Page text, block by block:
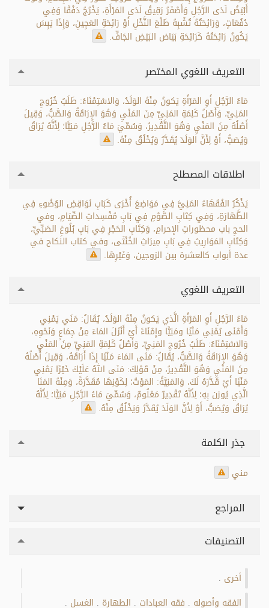
أَبْيَضُ لَدَى الرَّجُلِ وَأَصْفَرُ رَقِيقُ لَدَى المَرْأَةِ، يَخْرُجُ دَفْقًا وَفِي
دُفُعَاتٍ، وَرَائِحَتُهُ تُشْبِهُ طَلْعَ النَّخْلِ أَوْ رَائِحَةِ العَجِينِ، وَإِذَا يَبِسَ
يَكُونُ رَائِحَتُهُ كَرَائِحَةِ بَيَاض البَيْضِ الجَافِّ.
التعريف اللغوي المختصر
مَاءُ الرَّجُلِ أَوِ المَرْأَةِ يَكونُ مِنْهُ الوَلَدُ، وَالاسْتِمْنَاءُ: طَلَبُ خُرُوجِ
المَنِيِّ، وَأَصْلُ كَلِمَةِ المَنِيِّ مِنَ المَنْيِ وَهُوَ الإِرَاقَةُ وَالصَّبُّ، وَقِيلَ
أَصْلُهُ مِنَ المَنْيِ وَهُوَ التَّقْدِيرُ، وَسُمِّيَ مَاءُ الرَّجُلِ مَنِيًّا؛ لِأَنَّهُ يُرَاقُ
وَيُصَبُّ، أَوْ لِأَنَّ الوَلَدَ يُقَدَّرُ وَيُخْلُقُ مِنْهُ.
اطلاقات المصطلح
يَذْكُرُ الفُقَهَاءُ المَنِيَّ فِي مَوَاضِعَ أُخْرَى كَبَابِ نَوَاقِضِ الوُضُوءِ فِي
الطَّهَارَةِ، وَفِي كِتَابِ الصَّوْمِ فِي بَابِ مُفْسِداتِ الصِّيَامِ، وفي
الحجِ باب محظوراتِ الإحرامِ، وَكِتَابِ الحَجْرِ فِي بَابِ بُلُوغِ الصَبِّيِّ،
وَكِتَابِ المَوَارِيثِ فِي بَابِ مِيرَاثِ الخُنْثَى، وفي كتاب النكاح في
عدة أبواب كالعشرة بين الزوجين، وَغَيْرِهَا.
التعريف اللغوي
مَاءُ الرَّجُلِ أَوِ المَرْأَةِ الَّذي يَكونُ مِنْهُ الوَلَدُ، يُقَالُ: مَنَي يَمْنِي
وَأَمْنَى يُمْنِي مَنْيًا ومَنِيًّا وإِمْنَاءً أَيْ أَنْزَلَ المَاءَ مِنْ جِمَاعٍ وَنَحْوِهِ،
وَالاسْتِمْنَاءُ: طَلَبُ خُرُوجِ المَنِيِّ، وَأَصْلُ كَلِمَةِ المَنِيِّ مِنَ المَنْيِ
وَهُوَ الإِرَاقَةُ وَالصَّبُّ، يُقَالُ: مَنَى المَاءَ مَنْيًا إِذَا أَرَاقَهُ، وَقِيلَ أَصْلُهُ
مِنَ المَنْيِ وَهُوَ التَّقْدِيرُ، مِنْ قَوْلِكَ: مَنَى اللهُ عَلَيْكَ خَيْرًا يَمْنِي
مَنْيًا أَيْ قَدَّرَهُ لَكَ، وَالمَنِيَّةُ: المَوْتُ؛ لِكَوْنِهَا مُقَدَّرَةً، وَمِنْهُ المَنَا
الَّذِي يُوزن بِهِ؛ لِأَنَّهُ تَقْدِيرٌ مَعْلُومٌ، وَسُمِّيَ مَاءُ الرَّجُلِ مَنِيًّا؛ لِأَنَّهُ
يُرَاقُ وَيُصَبُّ، أَوْ لِأَنَّ الوَلَدَ يُقَدَّرُ وَيَخْلُقُ مِنْهُ.
جذر الكلمة
مني
المراجع
التصنيفات
أخرى
الفقه وأصوله فقه العبادات الطهارة الغسل